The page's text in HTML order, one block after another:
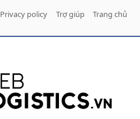
Privacy policy Trợ giúp Trang chủ